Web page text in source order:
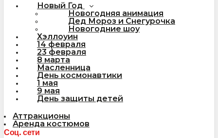
Новый Год
Новогодняя анимация
Дед Мороз и Снегурочка
Новогодние шоу
Хэллоуин
14 февраля
23 февраля
8 марта
Масленница
День космонавтики
1 мая
9 мая
День защиты детей
Аттракционы
Аренда костюмов
Соц. сети